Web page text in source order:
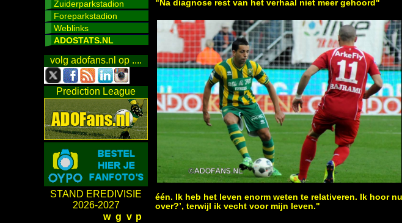
Zuiderparkstadion
Foreparkstadion
Weblinks
ADOSTATS.NL
volg adofans.nl op ....
Prediction League
STAND EREDIVISIE
2026-2027
w g v p
"Na diagnose rest van het verhaal niet meer gehoord"
één. Ik heb het leven enorm weten te relativeren. Ik hoor
over?’, terwijl ik vecht voor mijn leven."